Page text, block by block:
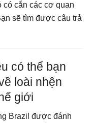
có cắn các cơ quan
sẽ tìm được câu trả
có thể bạn
loài nhện
giới
Brazil được đánh